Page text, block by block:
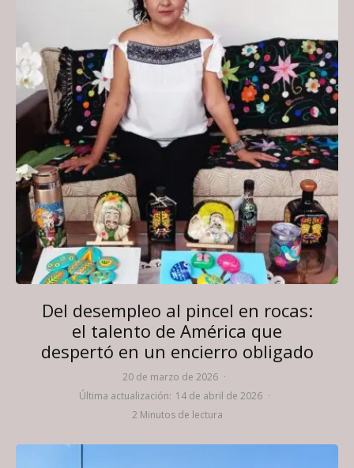
Del desempleo al pincel en rocas:
el talento de América que
despertó en un encierro obligado
20 de marzo de 2026 ·
Última actualización: 14 de abril de 2026 ·
2 Minutos de lectura